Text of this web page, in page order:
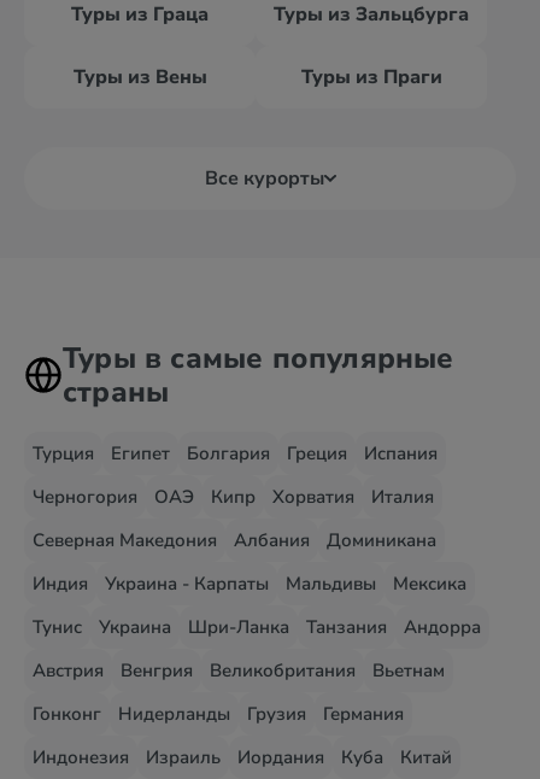
Туры из Граца Туры из Зальцбурга
Туры из Вены Туры из Праги
Все курорты
Туры в самые популярные
страны
Турция Египет Болгария Греция
Испания
Черногория
ОАЭ Кипр Хорватия
Италия
Северная Македония
Албания
Доминикана
Индия
Украина - Карпаты Мальдивы
Мексика
Тунис
Украина Шри-Ланка Танзания
Андорра
Австрия
Венгрия Великобритания
Вьетнам
Гонконг
Нидерланды Грузия
Германия
Индонезия
Израиль Иордания Куба Китай